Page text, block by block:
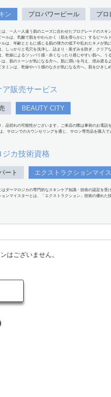
ン プロパワーピール プロ
は、一人一人違う肌のニーズに合わせたプログレードのスキ
ールは、乳酸で肌をやわらかく（肌を滑らかに）するピール
ルは、年齢とともに感じる肌の弾力の低下や乱れたキメが気
、しっかりと毛穴を洗浄し、詰まり・黒ずみを防ぎ、クリア
、乾燥によるツッパリ感・赤くなったり感じやすい肌へ。
は、肌のトーンが気になる方へ。肌に潤いを与え、澄み渡る
タミンは、乾燥やハリ感のなさが気になる方へ。肌をひきし
ア販売サービス
BEAUTY CITY
、品切れの可能性がございます。ご来店の際は事前のお電話
、サロンでのカウンセリングを通じ、サロン専売品を購入で
ジカ技術資格
ート エクストラクションマイ
はダーマロジカの専門的なスキンケア知識・技術の認定を受
ョンマイスターとは、「エクストラクション」技術の優れた技
はございません。